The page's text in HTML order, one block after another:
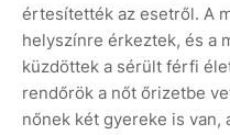
értesítették az esetről. A
helyszínre érkeztek, és a
küzdöttek a sérült férfi
rendőrök a nőt őrizetbe
nőnek két gyereke is van,